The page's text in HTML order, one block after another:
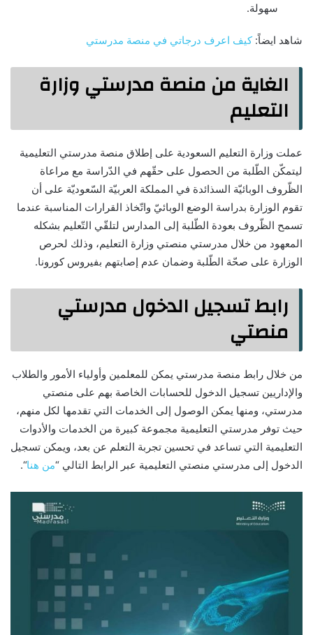
سهولة.
شاهد ايضاً:كيف اعرف درجاتي في منصة مدرستي
الغاية من منصة مدرستي وزارة
التعليم
عملت وزارة التعليم السعودية على إطلاق منصة مدرستي التعليمية
ليتمكّن الطّلبة من الحصول على حقّهم في الدّراسة مع مراعاة
الظّروف الوبائيّة السذائدة في المملكة العربيّة السّعوديّة على أن
تقوم الوزارة بدراسة الوضع الوبائيّ واتّخاذ القرارات المناسبة عندما
تسمح الظّروف بعودة الطّلبة إلى المدارس لتلقّي التّعليم بشكله
المعهود من خلال مدرستي منصتي وزارة التعليم، وذلك لحرص
الوزارة على صحّة الطّلبة وضمان عدم إصابتهم بفيروس كورونا.
رابط تسجيل الدخول مدرستي
منصتي
من خلال رابط منصة مدرستي يمكن للمعلمين وأولياء الأمور والطلاب
والإداريين تسجيل الدخول للحسابات الخاصة بهم على منصتي
مدرستي، ومنها يمكن الوصول إلى الخدمات التي تقدمها لكل منهم،
حيث توفر مدرستي التعليمية مجموعة كبيرة من الخدمات والأدوات
التعليمية التي تساعد في تحسين تجربة التعلم عن بعد، ويمكن تسجيل
الدخول إلى مدرستي منصتي التعليمية عبر الرابط التالي “من هنا“.